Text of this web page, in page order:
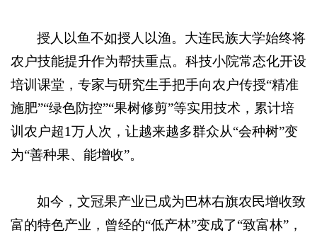
授人以鱼不如授人以渔。大连民族大学始终将
农户技能提升作为帮扶重点。科技小院常态化开设
培训课堂，专家与研究生手把手向农户传授“精准
施肥”“绿色防控”“果树修剪”等实用技术，累计培
训农户超1万人次，让越来越多群众从“会种树”变
为“善种果、能增收”。
如今，文冠果产业已成为巴林右旗农民增收致
富的特色产业，曾经的“低产林”变成了“致富林”，